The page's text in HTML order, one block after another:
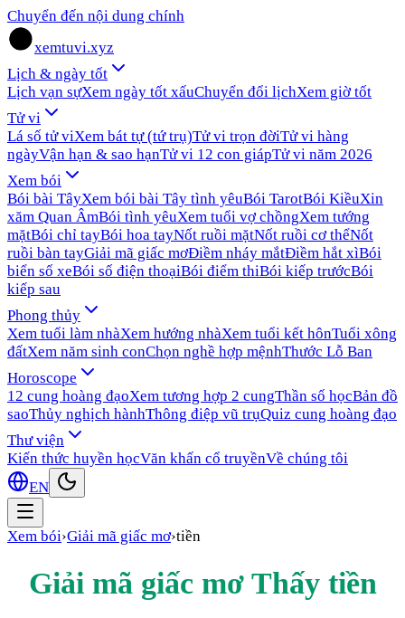
Chuyển đến nội dung chính
xemtuvi.xyz
Lịch & ngày tốt
Lịch vạn sựXem ngày tốt xấuChuyển đổi lịchXem giờ tốt
Tử vi
Lá số tử viXem bát tự (tứ trụ)Tử vi trọn đờiTử vi hàng
ngàyVận hạn & sao hạnTử vi 12 con giápTử vi năm 2026
Xem bói
Bói bài TâyXem bói bài Tây tình yêuBói TarotBói KiềuXin
xăm Quan ÂmBói tình yêuXem tuổi vợ chồngXem tướng
mặtBói chỉ tayBói hoa tayNốt ruồi mặtNốt ruồi cơ thểNốt
ruồi bàn tayGiải mã giấc mơĐiềm nháy mắtĐiềm hắt xìBói
biển số xeBói số điện thoạiBói điểm thiBói kiếp trướcBói
kiếp sau
Phong thủy
Xem tuổi làm nhàXem hướng nhàXem tuổi kết hônTuổi xông
đấtXem năm sinh conChọn nghề hợp mệnhThước Lỗ Ban
Horoscope
12 cung hoàng đạoXem tương hợp 2 cungThần số họcBản đồ
saoThủy nghịch hànhThông điệp vũ trụQuiz cung hoàng đạo
Thư viện
Kiến thức huyền họcVăn khấn cổ truyềnVề chúng tôi
EN
Xem bói›Giải mã giấc mơ›tiền
Giải mã giấc mơ Thấy tiền